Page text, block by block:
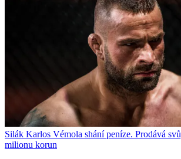
Silák Karlos Vémola shání peníze. Prodává
milionu korun